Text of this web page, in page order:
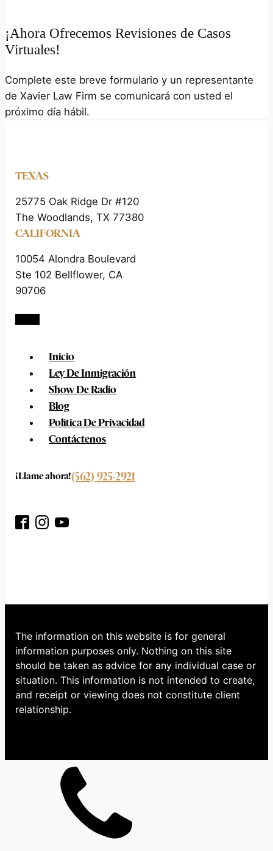
¡Ahora Ofrecemos Revisiones de Casos
Virtuales!
Complete este breve formulario y un representante
de Xavier Law Firm se comunicará con usted el
próximo día hábil.
TEXAS
25775 Oak Ridge Dr #120
The Woodlands, TX 77380
CALIFORNIA
10054 Alondra Boulevard
Ste 102 Bellflower, CA
90706
Inicio
Ley De Inmigración
Show De Radio
Blog
Política De Privacidad
Contáctenos
¡Llame ahora!(562) 925-2921
The information on this website is for general
information purposes only. Nothing on this site
should be taken as advice for any individual case or
situation. This information is not intended to create,
and receipt or viewing does not constitute client
relationship.